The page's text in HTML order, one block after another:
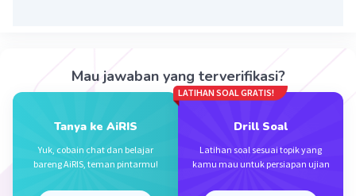
Mau jawaban yang terverifikasi?
Tanya ke AiRIS
Yuk, cobain chat dan belajar
bareng AiRIS, teman pintarmu!
LATIHAN SOAL GRATIS!
Drill Soal
Latihan soal sesuai topik yang
kamu mau untuk persiapan ujian